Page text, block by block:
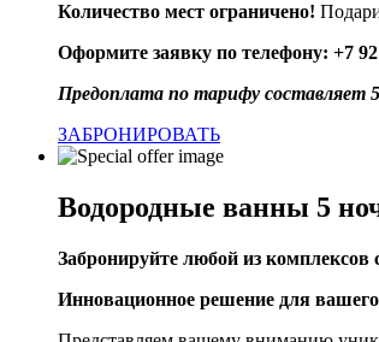
Количество мест ограничено!
Оформите заявку по телефону: +7
Предоплата по тарифу составляет
ЗАБРОНИРОВАТЬ
Водородные ванны 5
Забронируйте любой из комплексов
Инновационное решение для вашего